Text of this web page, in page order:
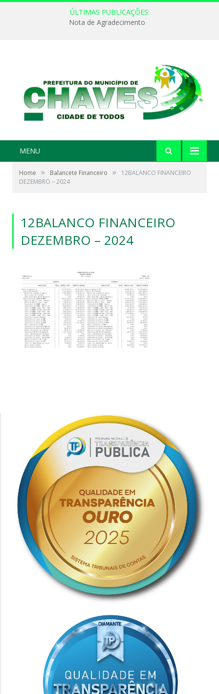
ÚLTIMAS PUBLICAÇÕES:
Nota de Agradecimento
MENU
Home » Balancete Financeiro »
12BALANCO FINANCEIRO
DEZEMBRO – 2024
12BALANCO FINANCEIRO
DEZEMBRO – 2024